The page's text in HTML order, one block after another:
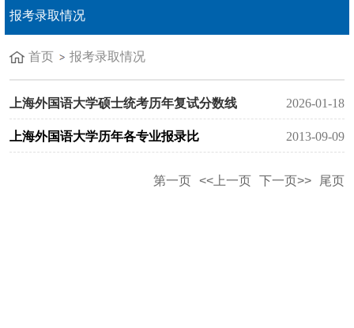
报考录取情况
首页 报考录取情况
上海外国语大学硕士统考历年复试分数线 2026-01-18
上海外国语大学历年各专业报录比 2013-09-09
第一页 <<上一页 下一页>> 尾页